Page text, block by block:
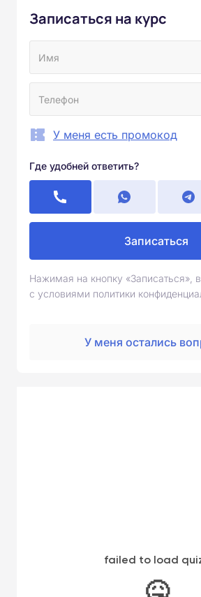
Записаться на курс
У меня есть промокод
Где удобней ответить?
Записаться
Нажимая на кнопку «Записаться»,
с условиями политики
У меня остались